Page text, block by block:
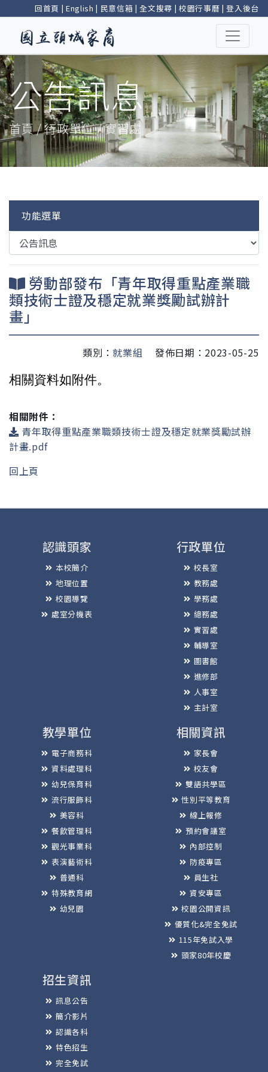
回首頁 | English | 民意信箱 |全文搜尋 | 校園行事曆 |登入後台
公告訊息
首頁 / 行政單位 / 實習處
功能選單
勞動部發布「青年取得重點產業職
類技術士證及穩定就業獎勵試辦計
畫」
類別：就業組
發佈日期：2023-05-25
相關資料如附件。
相關附件：
青年取得重點產業職類技術士證及穩定就業獎勵試辦
計畫.pdf
回上頁
認識頭家
本校簡介
地理位置
校園導覽
處室分機表
行政單位
校長室
教務處
學務處
總務處
實習處
輔導室
圖書館
進修部
人事室
主計室
教學單位
電子商務科
資料處理科
幼兒保育科
流行服飾科
美容科
餐飲管理科
觀光事業科
表演藝術科
普通科
特殊教育網
幼兒園
相關資訊
家長會
校友會
雙語共學區
性別平等教育
線上報修
預約會議室
內部控制
防疫專區
員生社
資安專區
校園公開資訊
優質化&完全免試
115年免試入學
頭家80年校慶
招生資訊
訊息公告
簡介影片
認識各科
特色招生
完全免試